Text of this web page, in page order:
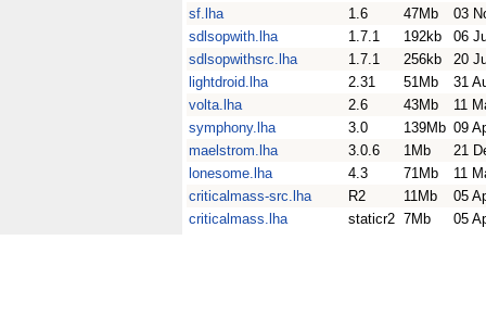
sf.lha
1.6 47Mb
03
sdlsopwith.lha
1.7.1 192kb
06
sdlsopwithsrc.lha
1.7.1 256kb
20
lightdroid.lha
2.31 51Mb
31
volta.lha
2.6 43Mb
11
symphony.lha
3.0 139Mb 09
maelstrom.lha
3.0.6 1Mb
21
lonesome.lha
4.3 71Mb
11
criticalmass-src.lha
R2 11Mb
05
criticalmass.lha
staticr2 7Mb 05